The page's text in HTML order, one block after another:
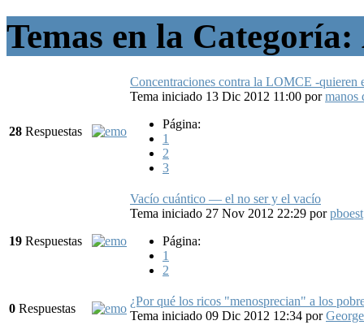
Temas en la
28 Respuestas
Concentraciones contra la LOMCE -quieren
Tema iniciado 13 Dic 2012 11:00 pormanos
Página:
1
2
3
19 Respuestas
Vacío cuántico — el no ser y el vacío
Tema iniciado 27 Nov 2012 22:29 porpboest
Página:
1
2
0 Respuestas
¿Por qué los ricos "menosprecian" a los
Tema iniciado 09 Dic 2012 12:34 por